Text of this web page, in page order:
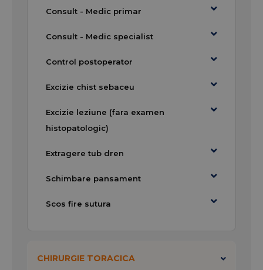
Consult - Medic primar
Consult - Medic specialist
Control postoperator
Excizie chist sebaceu
Excizie leziune (fara examen
histopatologic)
Extragere tub dren
Schimbare pansament
Scos fire sutura
CHIRURGIE TORACICA